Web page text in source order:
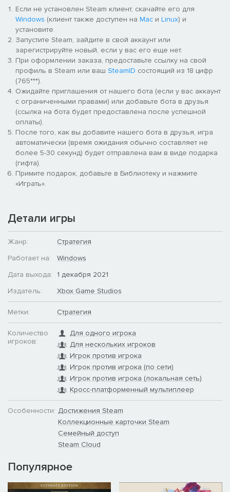
Если не установлен Steam клиент, скачайте его для
Windows (клиент также доступен на Mac и Linux) и
установите.
Запустите Steam, зайдите в свой аккаунт или
зарегистрируйте новый, если у вас его еще нет.
При оформлении заказа, предоставьте ссылку на свой
профиль в Steam или ваш SteamID состоящий из 18 цифр
(765***).
Ожидайте приглашения от нашего бота (если у вас аккаунт
с ограниченными правами) или добавьте бота в друзья
(ссылка на бота будет предоставлена после успешной
оплаты).
После того, как вы добавите нашего бота в друзья, игра
автоматически (время ожидания обычно составляет не
более 5-30 секунд) будет отправлена вам в виде подарка
(гифта).
Примите подарок, добавьте в Библиотеку и нажмите
«Играть».
Детали игры
Жанр:
Стратегия
Работает на:
Windows
Дата выхода:
1 декабря 2021
Издатель:
Xbox Game Studios
Метки: Стратегия
Количество
игроков:
Для одного игрока
Для нескольких игроков
Игрок против игрока
Игрок против игрока (по сети)
Игрок против игрока (локальная сеть)
Кросс-платформенный мультиплеер
Особенности: Достижения Steam
Коллекционные карточки Steam
Семейный доступ
Steam Cloud
Популярное